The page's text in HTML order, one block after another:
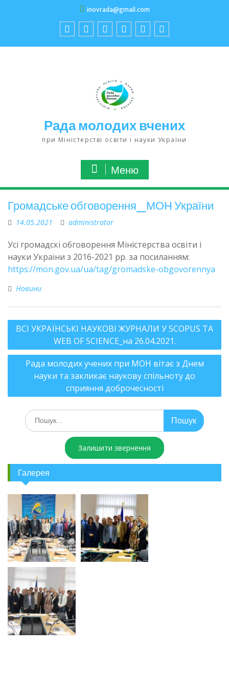
inovrada@gmail.com
Рада молодих вчених
при Міністерстві освіти і науки України
Меню
Громадське обговорення_МОН України
14.05.2021 administrator
Усі громадскі обговорення Міністерства освіти і
науки України з 2016-2021 рр. за посиланням:
https://mon.gov.ua/ua/tag/gromadske-obgovorennya
Новини
ВСІ УКРАЇНСЬКІ НАУКОВІ ЖУРНАЛИ У SCOPUS ТА
WEB OF SCIENCE_на 26.04.2021.
Рада молодих учених при МОН вітає з Днем
науки та закликає наукову спільноту до
сприяння доброчесності
Залишити звернення
Галерея